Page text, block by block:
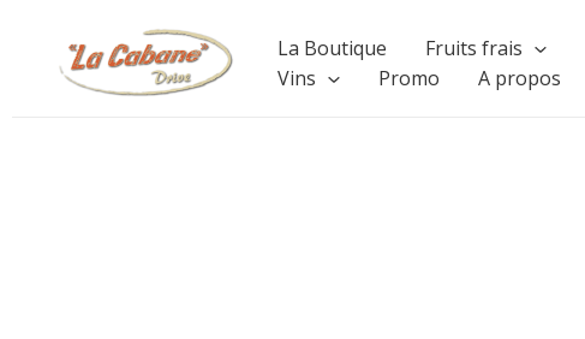
contenu
La Boutique Fruits frais
Vins
Promo A propos